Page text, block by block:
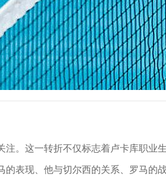
。这一转折不仅标志着卢卡库职业
表现、他与切尔西的关系、罗马的